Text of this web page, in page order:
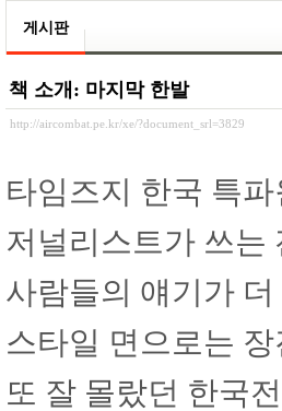
게시판
책 소개: 마지막 한발
http://aircombat.pe.kr/xe/?document_srl=3829
타임즈지 한국 특
저널리스트가 쓰는
사람들의 얘기가
스타일 면으로는
또 잘 몰랐던 한국